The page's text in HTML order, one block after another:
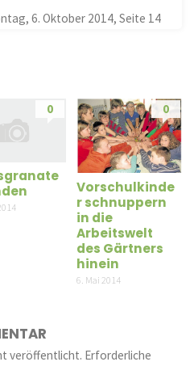
6. Oktober 2014, Seite 14
0 0
Vorschulkinde
r schnuppern
in die
Arbeitswelt
des Gärtners
hinein
6. Mai 2014
veröffentlicht. Erforderliche